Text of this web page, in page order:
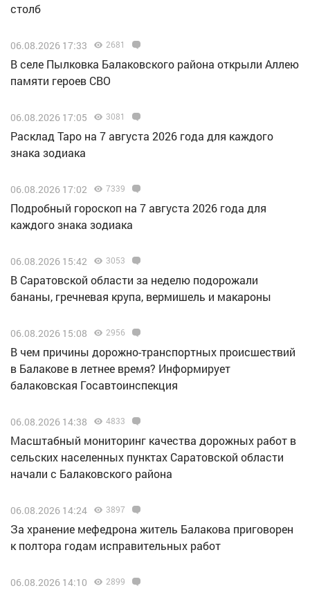
столб
06.08.2026 17:33 2681
В селе Пылковка Балаковского района открыли Аллею
памяти героев СВО
06.08.2026 17:05 3081
Расклад Таро на 7 августа 2026 года для каждого
знака зодиака
06.08.2026 17:02 7339
Подробный гороскоп на 7 августа 2026 года для
каждого знака зодиака
06.08.2026 15:42 3053
В Саратовской области за неделю подорожали
бананы, гречневая крупа, вермишель и макароны
06.08.2026 15:08 2956
В чем причины дорожно-транспортных происшествий
в Балакове в летнее время? Информирует
балаковская Госавтоинспекция
06.08.2026 14:38 4833
Масштабный мониторинг качества дорожных работ в
сельских населенных пунктах Саратовской области
начали с Балаковского района
06.08.2026 14:24 3897
За хранение мефедрона житель Балакова приговорен
к полтора годам исправительных работ
06.08.2026 14:10 2899